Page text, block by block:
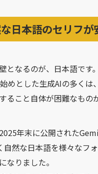
日本語のセリフが
となるのが、日本語です。
めとした生成AIの多くは
ること自体が困難なもの
年末に公開された
自然な日本語を様々なフ
なりました。